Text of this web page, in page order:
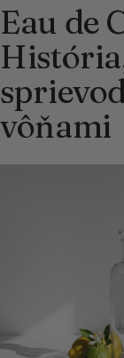
Eau de
vôňami